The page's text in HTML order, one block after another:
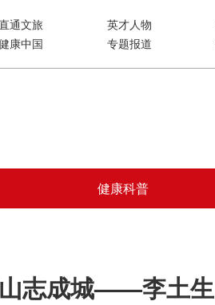
通文旅 英才人物
康中国 专题报道
健康科普
山志成城——李土生